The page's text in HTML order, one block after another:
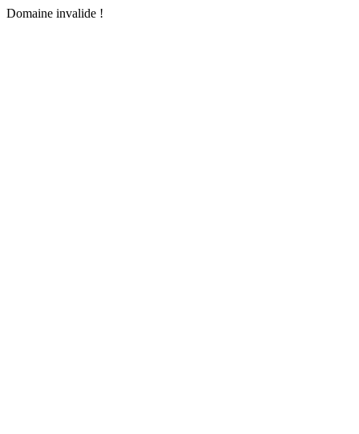
Domaine invalide !